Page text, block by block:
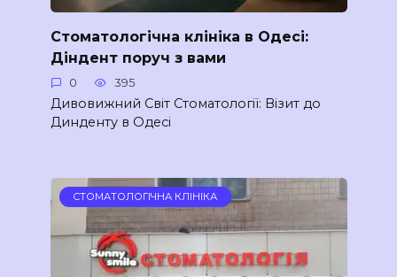
Стоматологічна клініка в Одесі:
Діндент поруч з вами
0 395
Дивовижний Світ Стоматології: Візит до
Динденту в Одесі
СТОМАТОЛОГІЧНА КЛІНІКА